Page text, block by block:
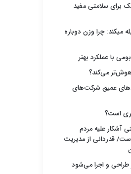
برای سلامتی مفید
میکند: چرا وزن دوباره
با عملکرد بهتر
می‌کند؟
عمیق شرکت‌های
است؟
آشکار علیه مردم
قدردانی از مدیریت
طراحی و اجرا می‌شود